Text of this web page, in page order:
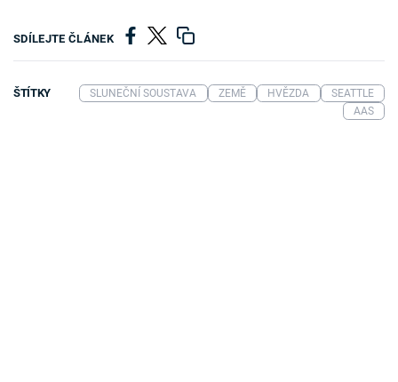
SDÍLEJTE ČLÁNEK
ŠTÍTKY SLUNEČNÍ SOUSTAVA ZEMĚ HVĚZDA
SEATTLE
AAS